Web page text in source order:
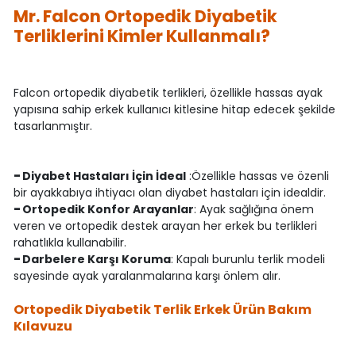
Mr. Falcon Ortopedik Diyabetik
Terliklerini Kimler Kullanmalı?
Falcon ortopedik diyabetik terlikleri, özellikle hassas ayak
yapısına sahip erkek kullanıcı kitlesine hitap edecek şekilde
tasarlanmıştır.
- Diyabet Hastaları İçin İdeal:Özellikle hassas ve özenli
bir ayakkabıya ihtiyacı olan diyabet hastaları için idealdir.
- Ortopedik Konfor Arayanlar: Ayak sağlığına önem
veren ve ortopedik destek arayan her erkek bu terlikleri
rahatlıkla kullanabilir.
- Darbelere Karşı Koruma: Kapalı burunlu terlik modeli
sayesinde ayak yaralanmalarına karşı önlem alır.
Ortopedik Diyabetik Terlik Erkek Ürün Bakım
Kılavuzu